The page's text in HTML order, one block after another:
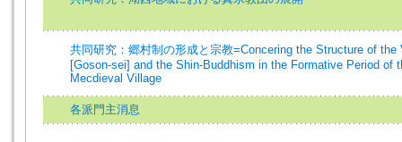
共同研究：郷村制の形成と宗教=Concering the Structure of the
[Goson-sei] and the Shin-Buddhism in the Formative Period of
Mecdieval Village
各派門主消息